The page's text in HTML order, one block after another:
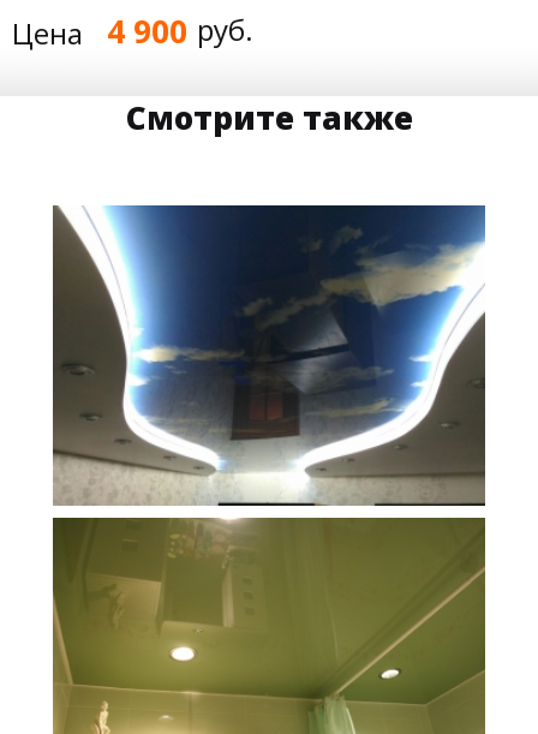
Цена 4 900 руб.
Смотрите также
Площадь 15 м2 Стоимость 35 700 руб.